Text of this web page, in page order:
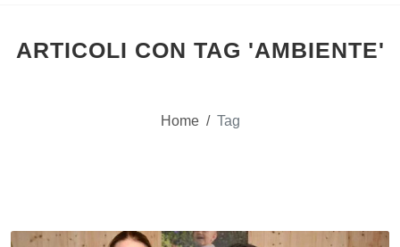
ARTICOLI CON TAG 'AMBIENTE'
Home / Tag